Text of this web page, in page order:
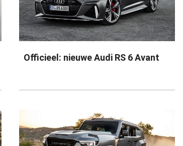
Officieel: nieuwe Audi RS 6 Avant